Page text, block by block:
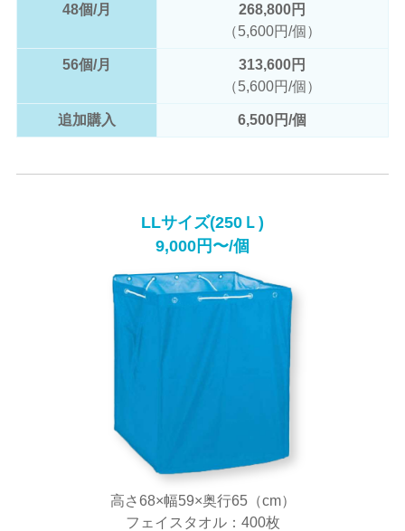
48個/月
268,800円
（5,600円/個）
56個/月
313,600円
（5,600円/個）
追加購入 6,500円/個
LLサイズ(250Ｌ)
9,000円〜/個
高さ68×幅59×奥行65（cm）
フェイスタオル：400枚